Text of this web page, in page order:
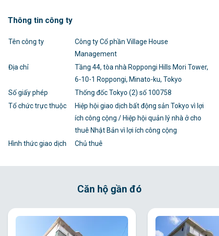
Thông tin công ty
Tên công ty
Công ty Cổ phần Village House
Management
Địa chỉ
Tầng 44, tòa nhà Roppongi Hills Mori Tower,
6-10-1 Roppongi, Minato-ku, Tokyo
Số giấy phép
Thống đốc Tokyo (2) số 100758
Tổ chức trực thuộc
Hiệp hội giao dịch bất động sản Tokyo vì lợi
ích công cộng / Hiệp hội quản lý nhà ở cho
thuê Nhật Bản vì lợi ích công cộng
Hình thức giao dịch
Chủ thuê
Căn hộ gần đó